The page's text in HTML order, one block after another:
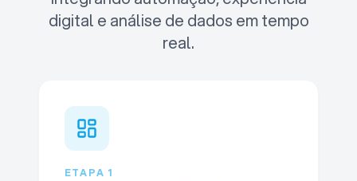
digital e análise de dados em tempo
real.
ETAPA 1